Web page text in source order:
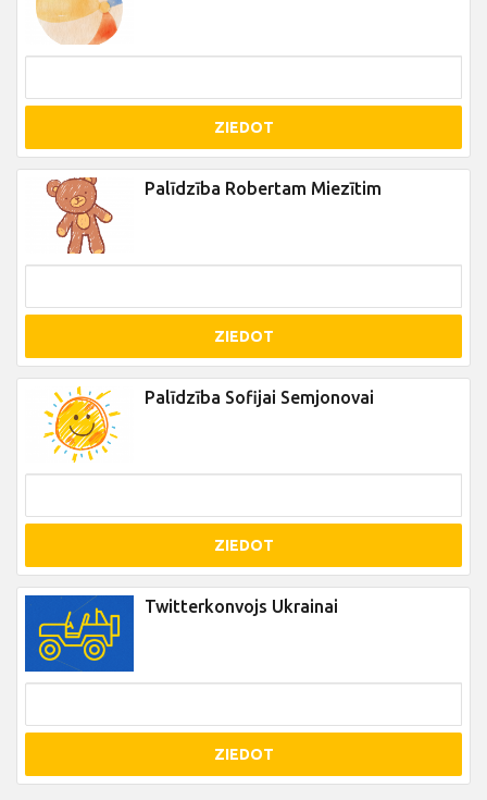
ZIEDOT
Palīdzība Robertam Miezītim
ZIEDOT
Palīdzība Sofijai Semjonovai
ZIEDOT
Twitterkonvojs Ukrainai
ZIEDOT